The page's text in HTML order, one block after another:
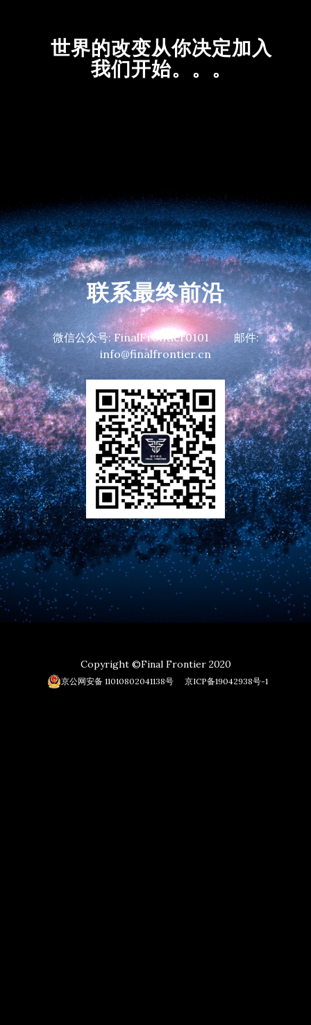
世界的改变从你决定加入
我们开始。。。
联系最终前沿
微信公众号: FinalFrontier0101 邮件:
info@finalfrontier.cn
Copyright ©Final Frontier 2020
京公网安备 11010802041138号 京ICP备19042938号-1